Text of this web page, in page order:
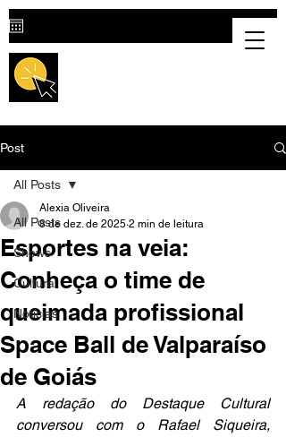
Post
All Posts
Shows
Cultura
Notícias
All Posts
Esportes na veia:
Conheça o time de
queimada profissional
Space Ball de Valparaíso
de Goiás
Alexia Oliveira
8 de dez. de 2025 2 min de leitura
A redação do Destaque Cultural
conversou com o Rafael Siqueira,